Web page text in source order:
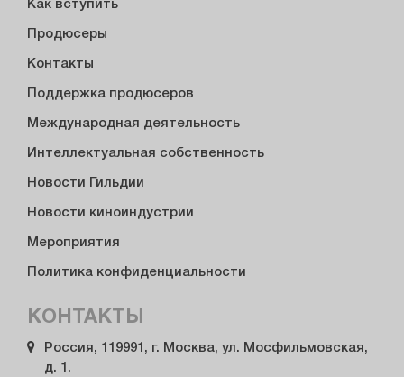
Как вступить
Продюсеры
Контакты
Поддержка продюсеров
Международная деятельность
Интеллектуальная собственность
Новости Гильдии
Новости киноиндустрии
Мероприятия
Политика конфиденциальности
КОНТАКТЫ
Россия, 119991, г. Москва, ул. Мосфильмовская,
д. 1.